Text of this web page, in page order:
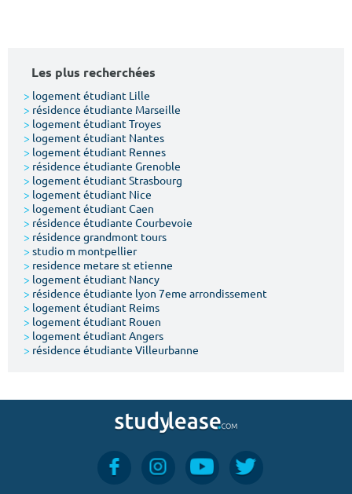
Les plus recherchées
> logement étudiant Lille
> résidence étudiante Marseille
> logement étudiant Troyes
> logement étudiant Nantes
> logement étudiant Rennes
> résidence étudiante Grenoble
> logement étudiant Strasbourg
> logement étudiant Nice
> logement étudiant Caen
> résidence étudiante Courbevoie
> résidence grandmont tours
> studio m montpellier
> residence metare st etienne
> logement étudiant Nancy
> résidence étudiante lyon 7eme arrondissement
> logement étudiant Reims
> logement étudiant Rouen
> logement étudiant Angers
> résidence étudiante Villeurbanne